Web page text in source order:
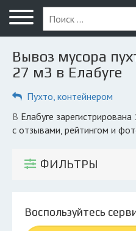
Меню
Главная
Вопрос юристу
Компании
Экоблог
Вывоз мусора
27 м3 в Елабуге
Пухто, контейнером
в Елабуге зарегистрирована 1 компания по вывозу мусора
с отзывами, рейтингом и
ФИЛЬТРЫ
Воспользуйтесь